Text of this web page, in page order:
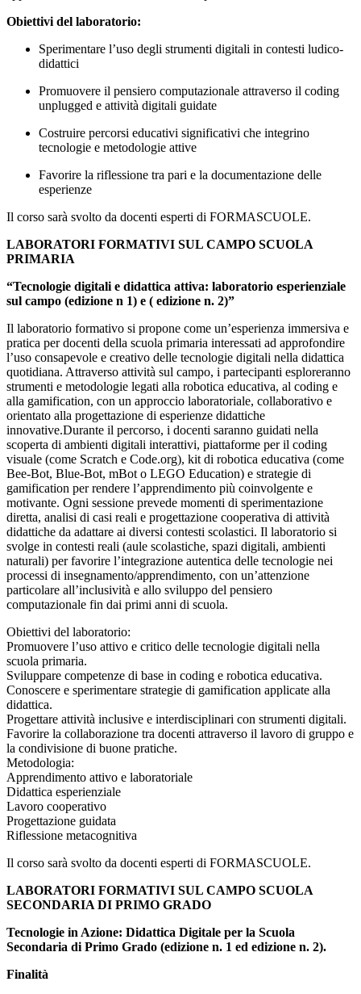
Obiettivi del laboratorio:
Sperimentare l’uso degli strumenti digitali in contesti ludico-
didattici
Promuovere il pensiero computazionale attraverso il coding
unplugged e attività digitali guidate
Costruire percorsi educativi significativi che integrino
tecnologie e metodologie attive
Favorire la riflessione tra pari e la documentazione delle
esperienze
Il corso sarà svolto da docenti esperti di FORMASCUOLE.
LABORATORI FORMATIVI SUL CAMPO SCUOLA
PRIMARIA
“Tecnologie digitali e didattica attiva: laboratorio esperienziale
sul campo (edizione n 1) e ( edizione n. 2)”
Il laboratorio formativo si propone come un’esperienza immersiva e
pratica per docenti della scuola primaria interessati ad approfondire
l’uso consapevole e creativo delle tecnologie digitali nella didattica
quotidiana. Attraverso attività sul campo, i partecipanti esploreranno
strumenti e metodologie legati alla robotica educativa, al coding e
alla gamification, con un approccio laboratoriale, collaborativo e
orientato alla progettazione di esperienze didattiche
innovative.Durante il percorso, i docenti saranno guidati nella
scoperta di ambienti digitali interattivi, piattaforme per il coding
visuale (come Scratch e Code.org), kit di robotica educativa (come
Bee-Bot, Blue-Bot, mBot o LEGO Education) e strategie di
gamification per rendere l’apprendimento più coinvolgente e
motivante. Ogni sessione prevede momenti di sperimentazione
diretta, analisi di casi reali e progettazione cooperativa di attività
didattiche da adattare ai diversi contesti scolastici. Il laboratorio si
svolge in contesti reali (aule scolastiche, spazi digitali, ambienti
naturali) per favorire l’integrazione autentica delle tecnologie nei
processi di insegnamento/apprendimento, con un’attenzione
particolare all’inclusività e allo sviluppo del pensiero
computazionale fin dai primi anni di scuola.
Obiettivi del laboratorio:
Promuovere l’uso attivo e critico delle tecnologie digitali nella
scuola primaria.
Sviluppare competenze di base in coding e robotica educativa.
Conoscere e sperimentare strategie di gamification applicate alla
didattica.
Progettare attività inclusive e interdisciplinari con strumenti digitali.
Favorire la collaborazione tra docenti attraverso il lavoro di gruppo e
la condivisione di buone pratiche.
Metodologia:
Apprendimento attivo e laboratoriale
Didattica esperienziale
Lavoro cooperativo
Progettazione guidata
Riflessione metacognitiva
Il corso sarà svolto da docenti esperti di FORMASCUOLE.
LABORATORI FORMATIVI SUL CAMPO SCUOLA
SECONDARIA DI PRIMO GRADO
Tecnologie in Azione: Didattica Digitale per la Scuola
Secondaria di Primo Grado (edizione n. 1 ed edizione n. 2).
Finalità